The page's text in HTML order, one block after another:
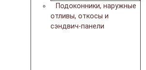
Подоконники, наружные
отливы, откосы и
сэндвич-панели